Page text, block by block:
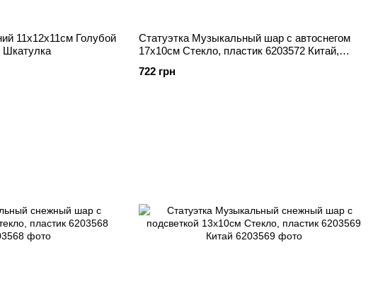
11х12х11см Голубой
Шкатулка
Статуэтка Музыкальный шар с автоснегом
17х10см Стекло, пластик 6203572 Китай,
722 грн